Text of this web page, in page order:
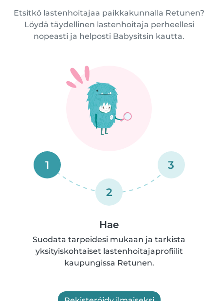
Etsitkö lastenhoitajaa paikkakunnalla Retunen?
Löydä täydellinen lastenhoitaja perheellesi
nopeasti ja helposti Babysitsin kautta.
1
2
3
Hae
Suodata tarpeidesi mukaan ja tarkista
yksityiskohtaiset lastenhoitajaprofiilit
kaupungissa Retunen.